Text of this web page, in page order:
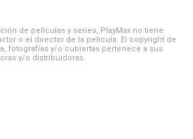
de películas y series, PlayMax no tiene
o el director de la película. El copyright de
fotografías y/o cubiertas pertenece a sus
y/o distribuidoras.